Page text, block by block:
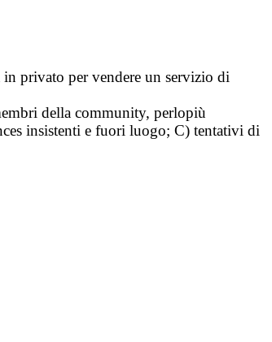
privato per vendere un servizio di
della community, perlopiù
insistenti e fuori luogo; C) tentativi di